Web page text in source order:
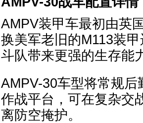
AMPV装甲车最初由英
换美军老旧的M113装
斗队带来更强的生存能
AMPV-30车型将常规
作战平台，可在复杂交
离防空掩护。